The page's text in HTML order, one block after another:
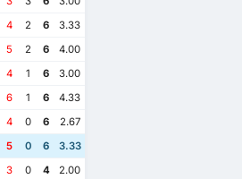
4 2 6
3.33
5 2 6
4.00
4 1 6
3.00
6 1 6
4.33
4 0 6
2.67
5 0 6
3.33
3 0 4
2.00